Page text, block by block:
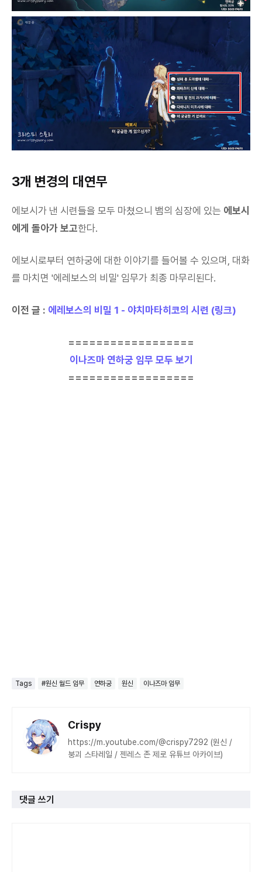
3개 변경의 대연무
에보시가 낸 시련들을 모두 마쳤으니 뱀의 심장에 있는 에보시
에게 돌아가 보고한다.
에보시로부터 연하궁에 대한 이야기를 들어볼 수 있으며, 대화
를 마치면 '에레보스의 비밀' 임무가 최종 마무리된다.
이전 글 : 에레보스의 비밀 1 - 야치마타히코의 시련 (링크)
==================
이나즈마 연하궁 임무 모두 보기
==================
Tags #원신 월드 임무 연하궁 원신 이나즈마 임무
Crispy
https://m.youtube.com/@crispy7292 (원신 /
붕괴 스타레일 / 젠레스 존 제로 유튜브 아카이브)
댓글 쓰기